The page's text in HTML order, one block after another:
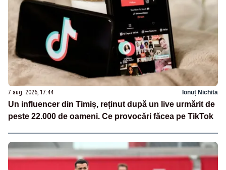
7 aug. 2026, 17:44 Ionuț Nichita
Un influencer din Timiș, reținut după un live urmărit de
peste 22.000 de oameni. Ce provocări făcea pe TikTok